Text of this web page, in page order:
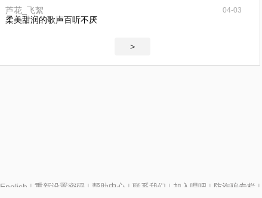
芦花_飞絮 04-03
柔美甜润的歌声百听不厌
>
English | 重新设置密码| 帮助中心 | 联系我们 | 加入唱吧 | 防诈骗专栏 |